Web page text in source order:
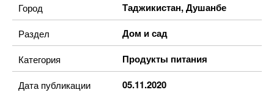
Город Таджикистан,Душанбе
Раздел Дом и сад
Категория Продукты питания
Дата публикации 05.11.2020